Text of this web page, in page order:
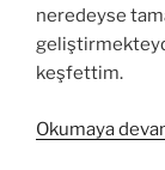
neredeyse
keşfettim.
Okumaya